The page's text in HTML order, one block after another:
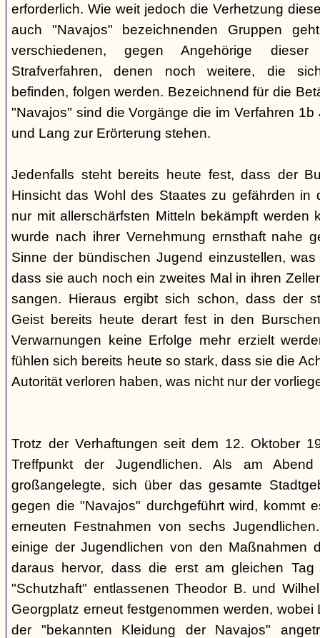
erforderlich. Wie weit jedoch die Verhetzung
auch "Navajos" bezeichnenden Gruppen
verschiedenen, gegen Angehörige dieser
Strafverfahren, denen noch weitere, die
befinden, folgen werden. Bezeichnend für die
"Navajos" sind die Vorgänge die im Verfahren
und Lang zur Erörterung stehen.
Jedenfalls steht bereits heute fest, dass der
Hinsicht das Wohl des Staates zu gefährden in
nur mit allerschärfsten Mitteln bekämpft werden
wurde nach ihrer Vernehmung ernsthaft nahe
Sinne der bündischen Jugend einzustellen,
dass sie auch noch ein zweites Mal in ihren
sangen. Hieraus ergibt sich schon, dass der
Geist bereits heute derart fest in den
Verwarnungen keine Erfolge mehr erzielt
fühlen sich bereits heute so stark, dass sie die
Autorität verloren haben, was nicht nur der
Trotz der Verhaftungen seit dem 12. Oktober
Treffpunkt der Jugendlichen. Als am
großangelegte, sich über das gesamte
gegen die "Navajos" durchgeführt wird, kommt
erneuten Festnahmen von sechs
einige der Jugendlichen von den Maßnahmen
daraus hervor, dass die erst am gleichen Tag
"Schutzhaft" entlassenen Theodor B. und
Georgplatz erneut festgenommen werden, wobei
der "bekannten Kleidung der Navajos"